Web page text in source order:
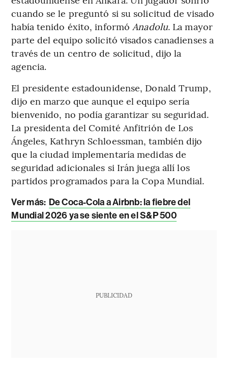
cuando se le preguntó si su solicitud de visado
había tenido éxito, informó Anadolu. La mayor
parte del equipo solicitó visados canadienses a
través de un centro de solicitud, dijo la
agencia.
El presidente estadounidense, Donald Trump,
dijo en marzo que aunque el equipo sería
bienvenido, no podía garantizar su seguridad.
La presidenta del Comité Anfitrión de Los
Ángeles, Kathryn Schloessman, también dijo
que la ciudad implementaría medidas de
seguridad adicionales si Irán juega allí los
partidos programados para la Copa Mundial.
Ver más: De Coca-Cola a Airbnb: la fiebre del
Mundial 2026 ya se siente en el S&P 500
PUBLICIDAD